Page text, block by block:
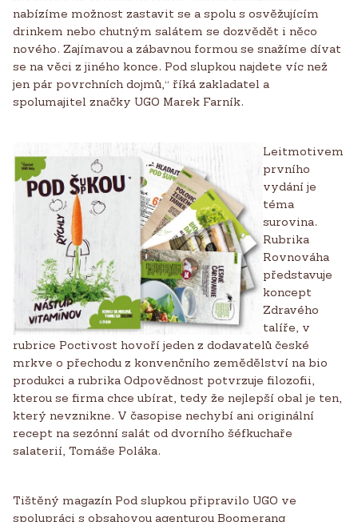
nabízíme možnost zastavit se a spolu s osvěžujícím
drinkem nebo chutným salátem se dozvědět i něco
nového. Zajímavou a zábavnou formou se snažíme dívat
se na věci z jiného konce. Pod slupkou najdete víc než
jen pár povrchních dojmů,“ říká zakladatel a
spolumajitel značky UGO Marek Farník.
Leitmotivem
prvního
vydání je
téma
surovina.
Rubrika
Rovnováha
představuje
koncept
Zdravého
talíře, v
rubrice Poctivost hovoří jeden z dodavatelů české
mrkve o přechodu z konvenčního zemědělství na bio
produkci a rubrika Odpovědnost potvrzuje filozofii,
kterou se firma chce ubírat, tedy že nejlepší obal je ten,
který nevznikne. V časopise nechybí ani originální
recept na sezónní salát od dvorního šéfkuchaře
salaterií, Tomáše Poláka.
Tištěný magazín Pod slupkou připravilo UGO ve
spolupráci s obsahovou agenturou Boomerang